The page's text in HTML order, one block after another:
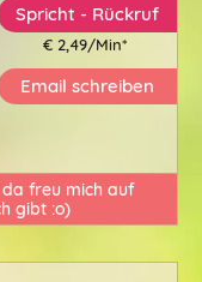
Spricht - Rückruf
€ 2,49/Min*
Email schreiben
freu mich auf
gibt :o)